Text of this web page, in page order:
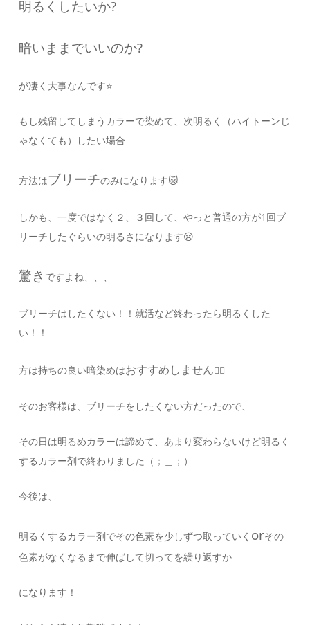
明るくしたいか?
暗いままでいいのか?
が凄く大事なんです⭐️
もし残留してしまうカラーで染めて、次明るく（ハイトーンじ
ゃなくても）したい場合
方法はブリーチのみになります😿
しかも、一度ではなく２、３回して、やっと普通の方が1回ブ
リーチしたぐらいの明るさになります😢
驚き ですよね、、、
ブリーチはしたくない！！就活など終わったら明るくした
い！！
方は持ちの良い暗染めはおすすめしません🙅‍♀️
そのお客様は、ブリーチをしたくない方だったので、
その日は明るめカラーは諦めて、あまり変わらないけど明るく
するカラー剤で終わりました（；＿；）
今後は、
明るくするカラー剤でその色素を少しずつ取っていく orその
色素がなくなるまで伸ばして切ってを繰り返すか
になります！